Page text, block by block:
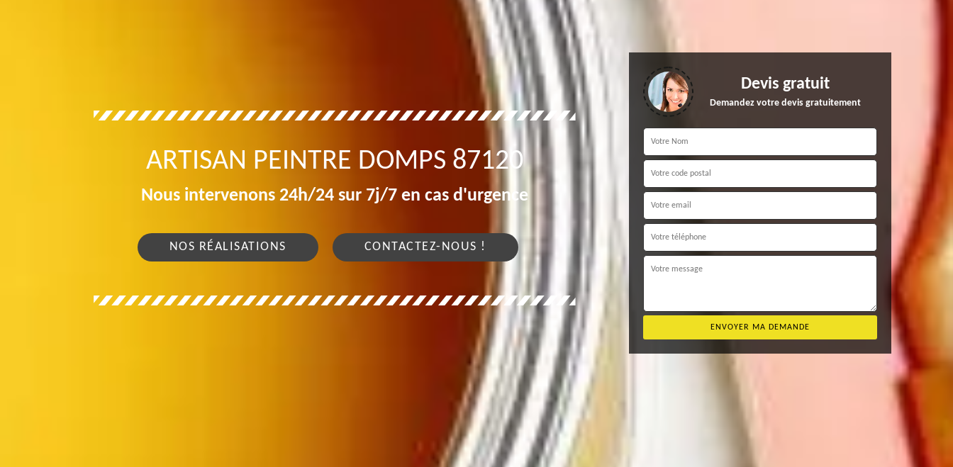
ARTISAN PEINTRE DOMPS 87120
Nous intervenons 24h/24 sur 7j/7 en cas d'urgence
NOS RÉALISATIONS CONTACTEZ-NOUS !
Devis gratuit
Demandez votre devis gratuitement